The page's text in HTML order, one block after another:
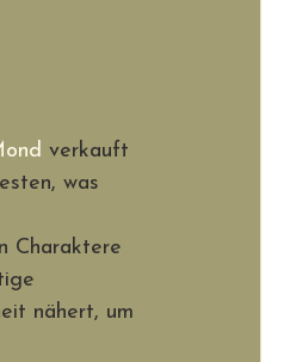
verkauft
was
Charaktere
nähert, um